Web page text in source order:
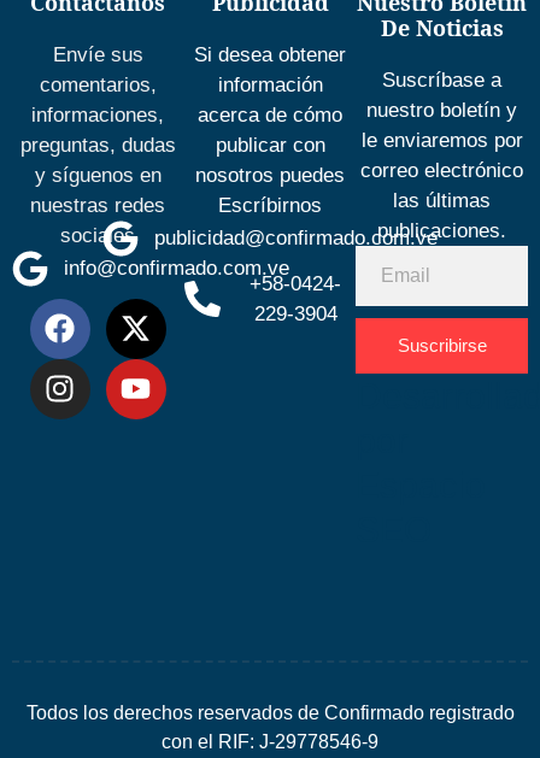
Envíe sus
comentarios,
informaciones,
preguntas, dudas
y síguenos en
nuestras redes
sociales
info@confirmado.com.ve
Si desea obtener
información
acerca de cómo
publicar con
nosotros puedes
Escríbirnos
publicidad@confirmado.com.ve
+58-0424-
229-3904
De Noticias
Suscríbase a
nuestro boletín y
le enviaremos por
correo electrónico
las últimas
publicaciones.
Suscribirse
Todos los derechos reservados de Confirmado registrado
con el RIF: J-29778546-9